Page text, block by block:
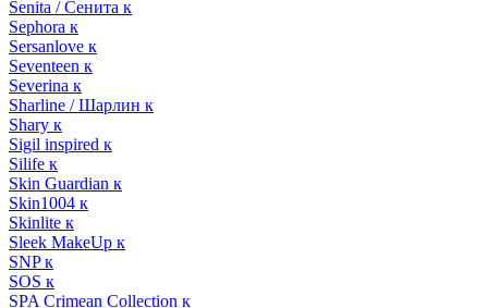
Senita / Сенита к
Sephora к
Sersanlove к
Seventeen к
Severina к
Sharline / Шарлин к
Shary к
Sigil inspired к
Silife к
Skin Guardian к
Skin1004 к
Skinlite к
Sleek MakeUp к
SNP к
SOS к
SPA Crimean Collection к